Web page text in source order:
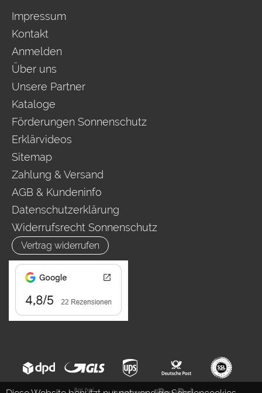
Impressum
Kontakt
Anmelden
Über uns
Unsere Partner
Kataloge
Förderungen Sonnenschutz
Erklärvideos
Sitemap
Zahlung & Versand
AGB & Kundeninfo
Datenschutzerklärung
Widerrufsrecht Sonnenschutz
Vertrag widerrufen